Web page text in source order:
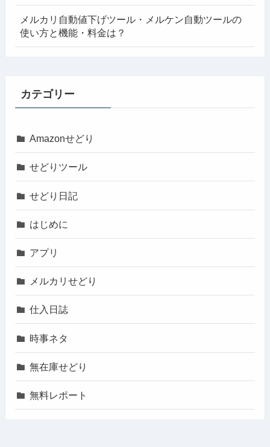
メルカリ自動値下げツール・メルケン自動ツールの
使い方と機能・料金は？
カテゴリー
Amazonせどり
せどりツール
せどり日記
はじめに
アプリ
メルカリせどり
仕入日誌
時事ネタ
無在庫せどり
無料レポート